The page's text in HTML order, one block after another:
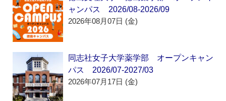
ャンパス 2026/08-2026/09
2026年08月07日 (金)
同志社女子大学薬学部 オープンキャン
パス 2026/07-2027/03
2026年07月17日 (金)